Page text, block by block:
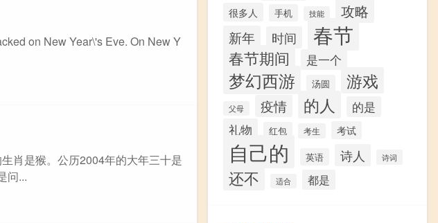
on New Year\'s Eve. On New Y
肖是猴。公历2004年的大年三十是
问...
很多人 手机 技能 攻略
新年 时间 春节
春节期间 是一个
梦幻西游 汤圆 游戏
父母 疫情 的人 的是
礼物 红包 考生 考试
自己的 英语 诗人 诗词
还不 适合 都是